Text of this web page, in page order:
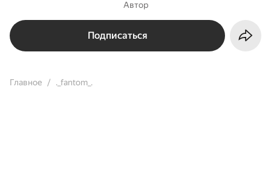
Автор
Подписаться
Главное ._fantom_.